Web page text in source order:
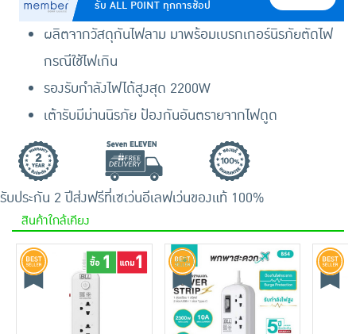
รับ ALL POINT ทุกการช้อป
ผลิตจากวัสดุกันไฟลาม มาพร้อมเบรกเกอร์นิรภัยตัดไฟ
กรณีใช้ไฟเกิน
รองรับกำลังไฟได้สูงสุด 2200W
เต้ารับมีม่านนิรภัย ป้องกันอันตรายจากไฟดูด
รับประกัน 2 ปีส่งฟรีที่เซเว่นอีเลฟเว่นของแท้ 100%
สินค้าใกล้เคียง